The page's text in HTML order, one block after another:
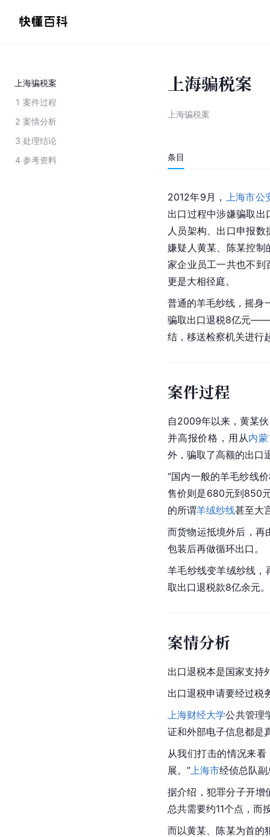
上海骗税案
1 案件过程
2 案情分析
3 处理结论
4 参考资料
上海骗税案
上海骗税案
条目
2012年9月，
上海市公
出口过程中涉嫌骗取
人员架构、出口申报
嫌疑人黄某、陈某控制
家企业员工一共也不
更是大相径庭。
普通的羊毛纱线，摇身
骗取出口退税8亿元——
结，移送检察机关进行
案件过程
自2009年以来，黄某
并高报价格，用从内
外，骗取了高额的出口
“国内一般的羊毛纱线
售价则是680元到850
的所谓羊绒纱线甚至大
而货物运抵境外后，再
包装后再做循环出口。
羊毛纱线变羊绒纱线，
取出口退税款8亿余元。
案情分析
出口退税本是国家支持
出口退税申请要经过税
上海财经大学公共管理
证和外部电子信息都是
从我们打击的情况来看
展。” 上海市经侦总队副
据介绍，犯罪分子开增
总共需要约11个点，而
而以黄某、陈某为首的